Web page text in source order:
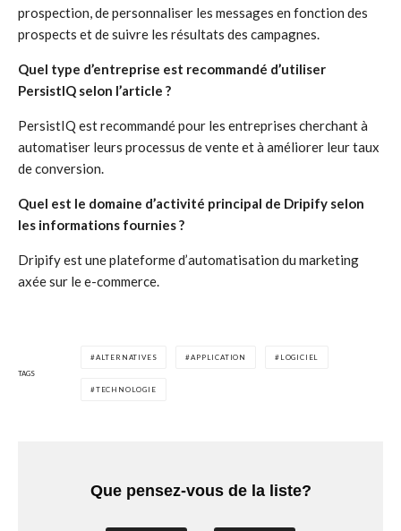
prospection, de personnaliser les messages en fonction des
prospects et de suivre les résultats des campagnes.
Quel type d’entreprise est recommandé d’utiliser
PersistIQ selon l’article ?
PersistIQ est recommandé pour les entreprises cherchant à
automatiser leurs processus de vente et à améliorer leur taux
de conversion.
Quel est le domaine d’activité principal de Dripify selon
les informations fournies ?
Dripify est une plateforme d’automatisation du marketing
axée sur le e-commerce.
TAGS
ALTERNATIVES APPLICATION LOGICIEL
TECHNOLOGIE
Que pensez-vous de la liste?